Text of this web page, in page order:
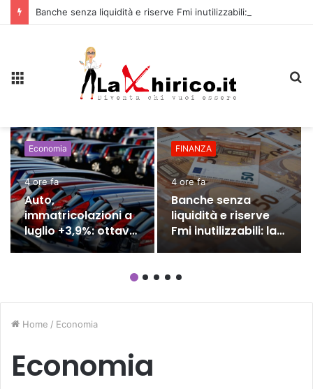
Economia
4 ore fa
Auto,
immatricolazioni a
luglio +3,9%: ottavo
mese consecutivo
FINANZA
4 ore fa
Banche senza
liquidità e riserve
Fmi inutilizzabili: la
Home / Economia
Economia